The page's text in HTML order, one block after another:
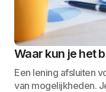
Waar kun je het
Een lening afsluiten
van mogelijkheden.